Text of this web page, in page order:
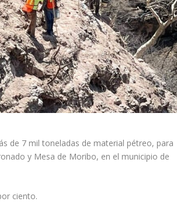
de 7 mil toneladas de material pétreo, para
y Mesa de Moribo, en el municipio de
ciento.